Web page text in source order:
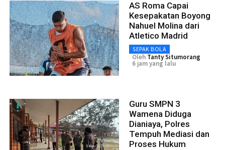
AS Roma Capai
Kesepakatan Boyong
Nahuel Molina dari
Atletico Madrid
SEPAK BOLA
Oleh Tanty Situmorang
6 jam yang lalu
Guru SMPN 3
Wamena Diduga
Dianiaya, Polres
Tempuh Mediasi dan
Proses Hukum